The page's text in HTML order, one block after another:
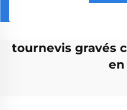
tournevis gravés